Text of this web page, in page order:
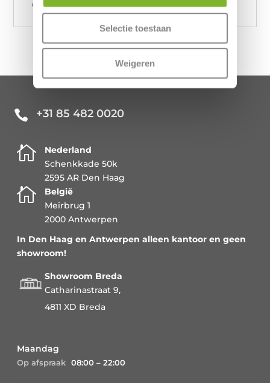
Selectie toestaan
Weigeren
Geholpen door: Pepijn
 +31 85 482 0020

Nederland
Schenkkade 50k
2595 AR Den Haag

België
Meirbrug 1
2000 Antwerpen
In Den Haag en Antwerpen alleen kantoor en geen
showroom!
Showroom Breda
Catharinastraat 9,
4811 XD Breda
Maandag
Op afspraak 08:00 – 22:00